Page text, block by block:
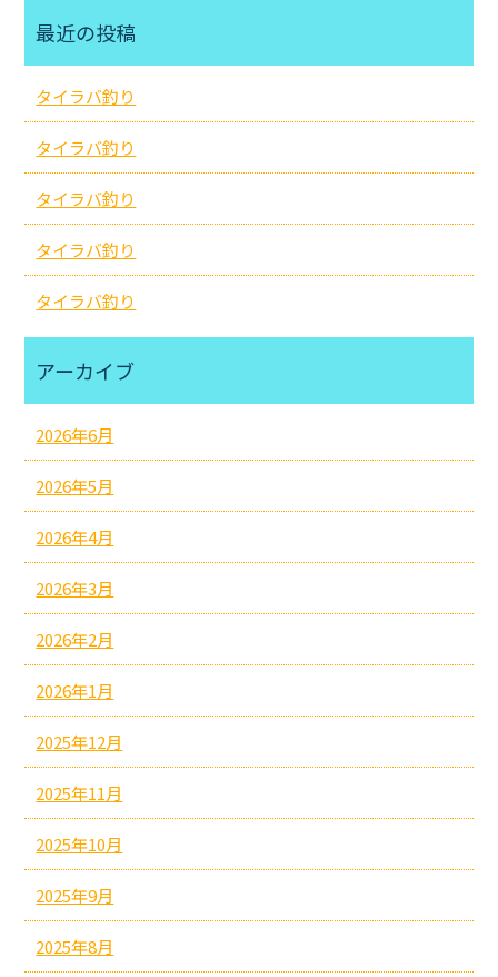
最近の投稿
タイラバ釣り
タイラバ釣り
タイラバ釣り
タイラバ釣り
タイラバ釣り
アーカイブ
2026年6月
2026年5月
2026年4月
2026年3月
2026年2月
2026年1月
2025年12月
2025年11月
2025年10月
2025年9月
2025年8月